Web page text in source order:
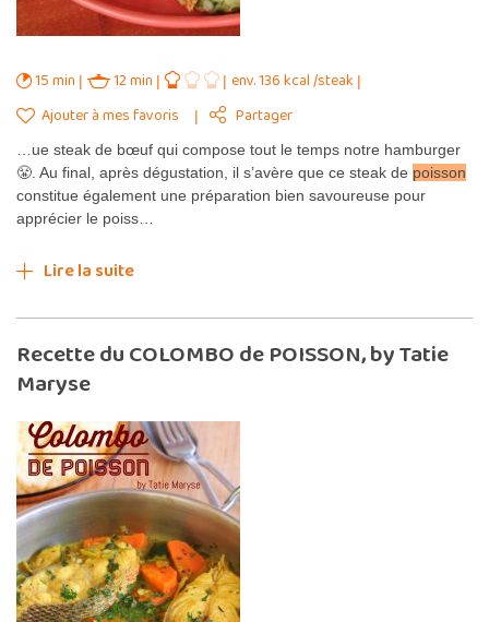
15 min 12 min
env. 136 kcal /steak
Ajouter à mes favoris
Partager
…ue steak de bœuf qui compose tout le temps notre hamburger
😤. Au final, après dégustation, il s’avère que ce steak de poisson
constitue également une préparation bien savoureuse pour
apprécier le poiss…
Lire la suite
Recette du COLOMBO de POISSON, by Tatie
Maryse